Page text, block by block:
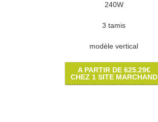
240W
3 tamis
modèle vertical
A PARTIR DE 625.29€
CHEZ 1 SITE MARCHAND